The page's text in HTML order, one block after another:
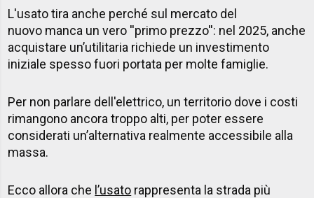
L'usato tira anche perché sul mercato del
nuovo manca un vero ''primo prezzo'': nel 2025, anche
acquistare un’utilitaria richiede un investimento
iniziale spesso fuori portata per molte famiglie.
Per non parlare dell'elettrico, un territorio dove i costi
rimangono ancora troppo alti, per poter essere
considerati un’alternativa realmente accessibile alla
massa.
Ecco allora che l’usato rappresenta la strada più